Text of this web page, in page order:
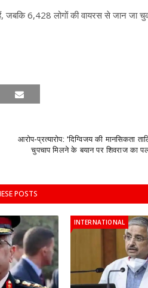
6,428 लोगों की वायरस से जान जा
आरोप-प्रत्यारोप: 'दिग्विजय की मानसिकता
चुपचाप मिलने के बयान पर शिवराज का
POSTS
INTERNATIONAL